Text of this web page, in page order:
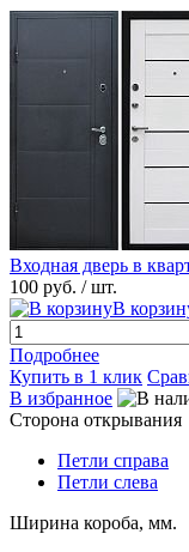
Входная дверь в
100 руб. / шт.
В
Подробнее
Купить в 1 клик
В избранное
Сторона открывания
Петли справа
Петли слева
Ширина короба, мм.